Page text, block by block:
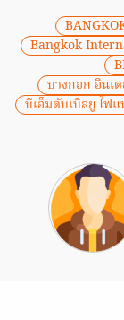
Bangkok
บางกอก อินเ
บีเอ็มดับเบิลยู ไฟแ